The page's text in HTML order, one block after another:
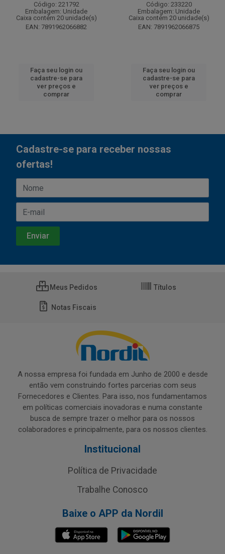
Código: 221792
Embalagem: Unidade
Caixa contém 20 unidade(s)
EAN: 7891962066882
Faça seu login ou
cadastre-se para
ver preços e
comprar
Código: 233220
Embalagem: Unidade
Caixa contém 20 unidade(s)
EAN: 7891962066875
Faça seu login ou
cadastre-se para
ver preços e
comprar
Cadastre-se para receber nossas
ofertas!
Meus Pedidos Títulos
Notas Fiscais
A nossa empresa foi fundada em Junho de 2000 e desde
então vem construindo fortes parcerias com seus
Fornecedores e Clientes. Para isso, nos fundamentamos
em políticas comerciais inovadoras e numa constante
busca de sempre trazer o melhor para os nossos
colaboradores e principalmente, para os nossos clientes.
Institucional
Política de Privacidade
Trabalhe Conosco
Baixe o APP da Nordil